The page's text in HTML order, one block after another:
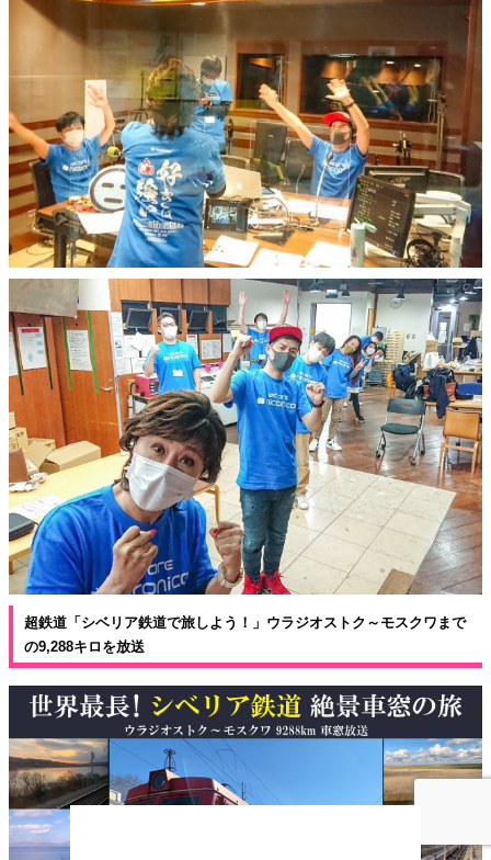
超鉄道「シベリア鉄道で旅しよう！」ウラジオストク～モスクワまで
の9,288キロを放送